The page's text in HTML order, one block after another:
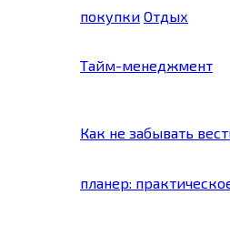
покупки Отдых
Тайм-менеджмент
Как не забывать
планер: